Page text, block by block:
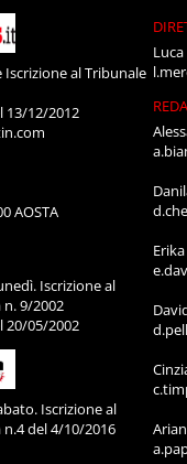
al Tribunale
13/12/2012
AOSTA
Iscrizione al
9/2002
20/05/2002
Iscrizione al
del 4/10/2016